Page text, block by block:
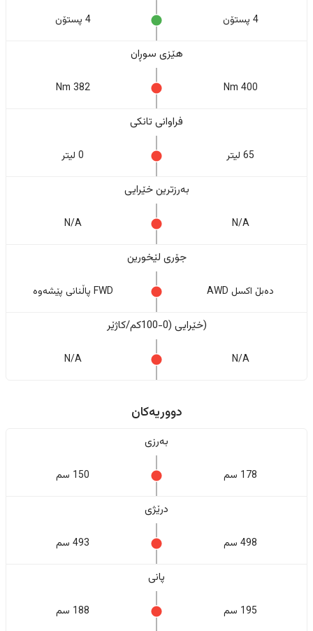
4 پستۆن 4 پستۆن
هێزی سوڕان
400 Nm
382 Nm
فراوانی تانکی
65 لیتر 0 لیتر
بەرزترین خێرایی
N/A
N/A
جۆری لێخورین
دەبڵ اکسل AWD FWD پاڵنانی پێشەوە
(خێرایی (0-100کم/کاژێر
N/A
N/A
دووریەکان
بەرزی
178 سم 150 سم
درێژی
498 سم 493 سم
پانی
195 سم 188 سم